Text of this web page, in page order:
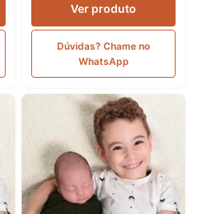
Ver produto
Dúvidas? Chame no
WhatsApp